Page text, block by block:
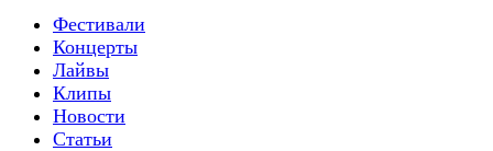
Фестивали
Концерты
Лайвы
Клипы
Новости
Статьи